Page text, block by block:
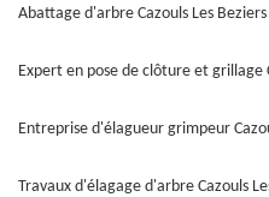
Abattage d'arbre Cazouls Les Beziers
Expert en pose de clôture et grillage
Entreprise d'élagueur grimpeur
Travaux d'élagage d'arbre Cazouls